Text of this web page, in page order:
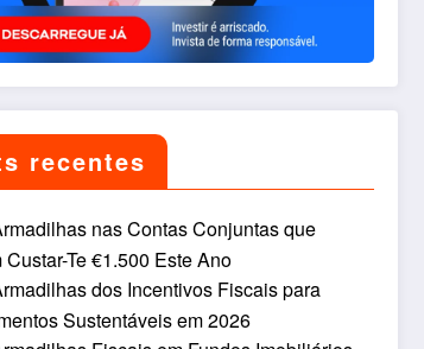
recentes
nas Contas Conjuntas que
Custar-Te €1.500 Este Ano
dos Incentivos Fiscais para
Sustentáveis em 2026